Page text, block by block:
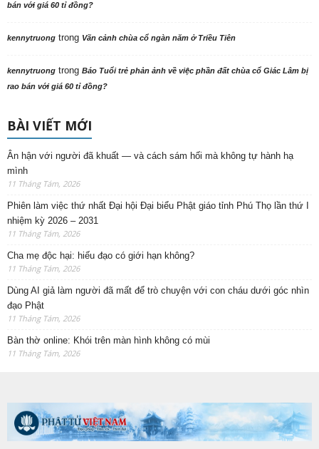
bán với giá 60 tỉ đồng?
kennytruong trong Vãn cảnh chùa cổ ngàn năm ở Triều Tiên
kennytruong trong Báo Tuổi trẻ phản ảnh về việc phần đất chùa cổ Giác Lâm bị
rao bán với giá 60 tỉ đồng?
BÀI VIẾT MỚI
Ân hận với người đã khuất — và cách sám hối mà không tự hành hạ
mình
11 Tháng Tám, 2026
Phiên làm việc thứ nhất Đại hội Đại biểu Phật giáo tỉnh Phú Thọ lần thứ I
nhiệm kỳ 2026 – 2031
11 Tháng Tám, 2026
Cha mẹ độc hại: hiếu đạo có giới hạn không?
11 Tháng Tám, 2026
Dùng AI giả làm người đã mất để trò chuyện với con cháu dưới góc nhìn
đạo Phật
11 Tháng Tám, 2026
Bàn thờ online: Khói trên màn hình không có mùi
11 Tháng Tám, 2026